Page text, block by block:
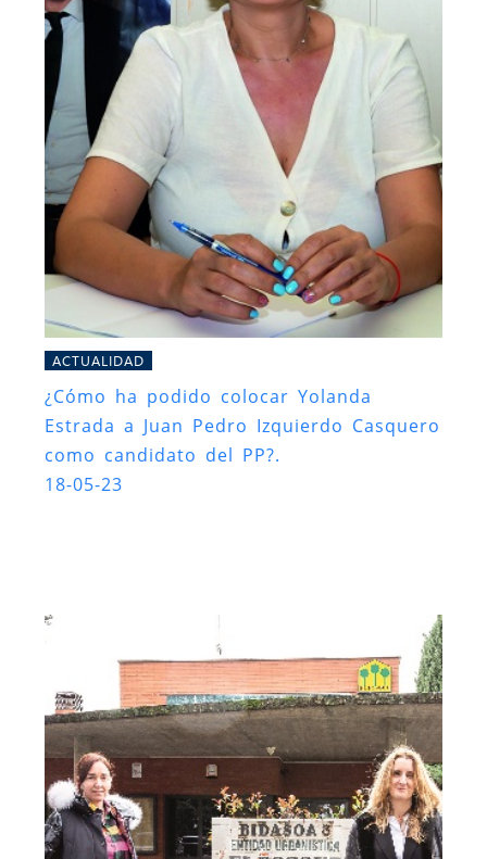
ACTUALIDAD
¿Cómo ha podido colocar Yolanda
Estrada a Juan Pedro Izquierdo Casquero
como candidato del PP?.
18-05-23